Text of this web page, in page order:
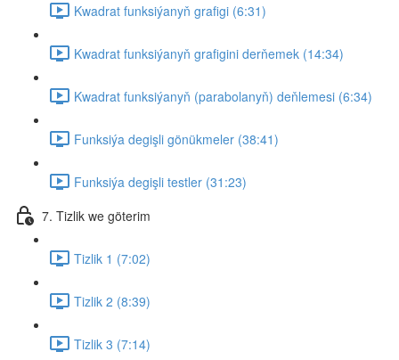
Kwadrat funksiýanyň grafigi (6:31)
Kwadrat funksiýanyň grafigini derňemek (14:34)
Kwadrat funksiýanyň (parabolanyň) deňlemesi (6:34)
Funksiýa degişli gönükmeler (38:41)
Funksiýa degişli testler (31:23)
7. Tizlik we göterim
Tizlik 1 (7:02)
Tizlik 2 (8:39)
Tizlik 3 (7:14)